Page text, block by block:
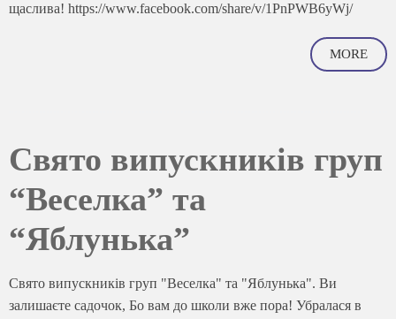
щаслива! https://www.facebook.com/share/v/1PnPWB6yWj/
MORE
Свято випускників груп
“Веселка” та
“Яблунька”
Свято випускників груп "Веселка" та "Яблунька". Ви
залишаєте садочок, Бо вам до школи вже пора! Убралася в